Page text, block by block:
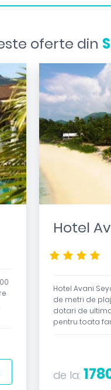
oferte din
Hotel
Hotel Avani
de metri de
dotari de
pentru toata
de la: